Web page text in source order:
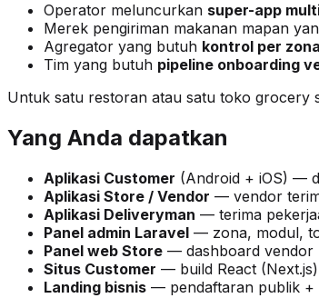
Operator meluncurkan super-app
Merek pengiriman makanan mapan
Agregator yang butuh kontrol per zona
Tim yang butuh pipeline onboarding
Untuk satu restoran atau satu toko grocery
Yang Anda dapatkan
Aplikasi Customer (Android + iOS) —
Aplikasi Store / Vendor — vendor
Aplikasi Deliveryman — terima
Panel admin Laravel — zona, modul,
Panel web Store — dashboard vendor
Situs Customer — build React
Landing bisnis — pendaftaran publik +